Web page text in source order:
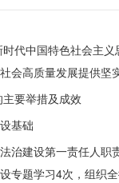
时代中国特色社会主
会高质量发展提供
要举措及成效
基础
治建设第一责任人
专题学习4次，组织